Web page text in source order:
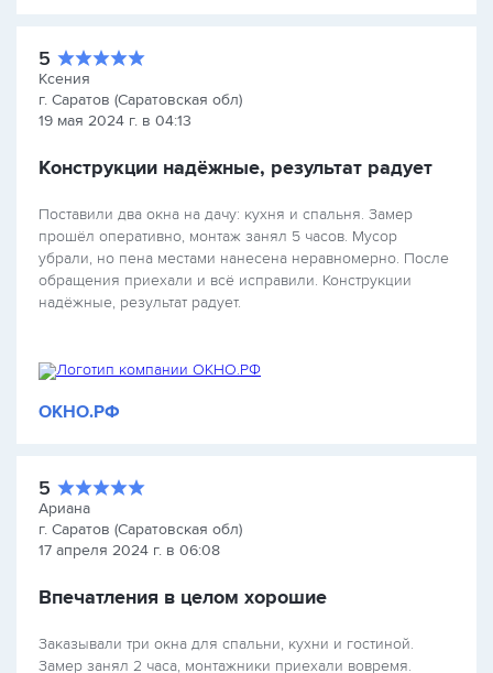
5
Ксения
г. Саратов (Саратовская обл)
19 мая 2024 г. в 04:13
Конструкции надёжные, результат радует
Поставили два окна на дачу: кухня и спальня. Замер
прошёл оперативно, монтаж занял 5 часов. Мусор
убрали, но пена местами нанесена неравномерно. После
обращения приехали и всё исправили. Конструкции
надёжные, результат радует.
ОКНО.РФ
5
Ариана
г. Саратов (Саратовская обл)
17 апреля 2024 г. в 06:08
Впечатления в целом хорошие
Заказывали три окна для спальни, кухни и гостиной.
Замер занял 2 часа, монтажники приехали вовремя.